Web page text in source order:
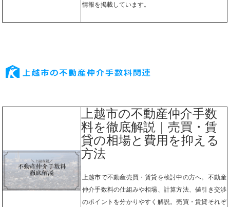
情報を掲載しています。
上越市の不動産仲介手数
料を徹底解説｜売買・賃
貸の相場と費用を抑える
方法
上越市で不動産売買・賃貸を検討中の方へ。不動産
仲介手数料の仕組みや相場、計算方法、値引き交渉
のポイントを分かりやすく解説。売買・賃貸それぞ